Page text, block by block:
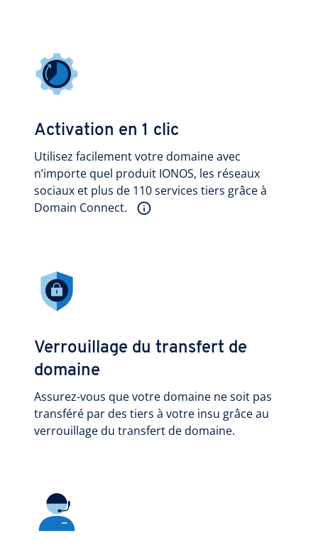
Activation en 1 clic
Utilisez facilement votre domaine avec
n’importe quel produit IONOS, les réseaux
sociaux et plus de 110 services tiers grâce à
Domain Connect.
Verrouillage du transfert de
domaine
Assurez-vous que votre domaine ne soit pas
transféré par des tiers à votre insu grâce au
verrouillage du transfert de domaine.